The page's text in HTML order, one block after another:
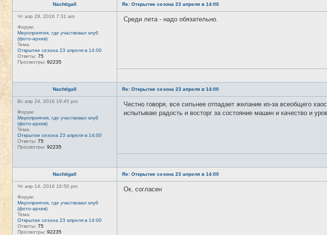
Nachtigall
Чт апр 28, 2016 7:31 am
Форум:
Мероприятия, где участвовал клуб
(фото-архив)
Тема:
Открытие сезона 23 апреля в 14:00
Ответы: 75
Просмотры: 92235
Re: Открытие сезона 23 апреля в 14:00
Среди лета - надо обязательно.
Nachtigall
Вс апр 24, 2016 19:45 pm
Форум:
Мероприятия, где участвовал клуб
(фото-архив)
Тема:
Открытие сезона 23 апреля в 14:00
Ответы: 75
Просмотры: 92235
Re: Открытие сезона 23 апреля в 14:00
Честно говоря, все сильнее отпадает желание из-за всеобщего
испытываю радость и восторг за состояние машин и качество и
Nachtigall
Чт апр 14, 2016 16:50 pm
Форум:
Мероприятия, где участвовал клуб
(фото-архив)
Тема:
Открытие сезона 23 апреля в 14:00
Ответы: 75
Просмотры: 92235
Re: Открытие сезона 23 апреля в 14:00
Ок, согласен